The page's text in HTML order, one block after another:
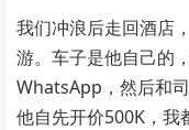
我们冲浪后走回酒店
游。车子是他自己的
WhatsApp，然后和
他自先开价500K，我